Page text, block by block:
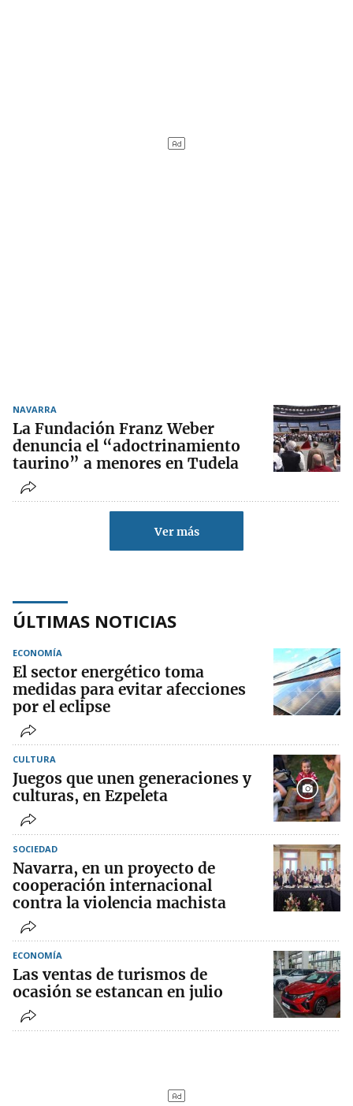
NAVARRA
La Fundación Franz Weber
denuncia el “adoctrinamiento
taurino” a menores en Tudela
Ver más
ÚLTIMAS NOTICIAS
ECONOMÍA
El sector energético toma
medidas para evitar afecciones
por el eclipse
CULTURA
Juegos que unen generaciones y
culturas, en Ezpeleta
SOCIEDAD
Navarra, en un proyecto de
cooperación internacional
contra la violencia machista
ECONOMÍA
Las ventas de turismos de
ocasión se estancan en julio